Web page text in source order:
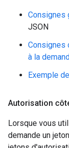
Consignes
JSON
Consignes
à la
Exemple
Autorisation
Lorsque vous
demande un